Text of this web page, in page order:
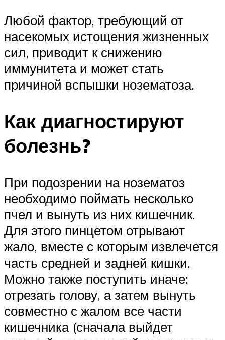
Любой фактор, требующий от
насекомых истощения жизненных
сил, приводит к снижению
иммунитета и может стать
причиной вспышки нозематоза.
Как диагностируют
болезнь?
При подозрении на нозематоз
необходимо поймать несколько
пчел и вынуть из них кишечник.
Для этого пинцетом отрывают
жало, вместе с которым извлечется
часть средней и задней кишки.
Можно также поступить иначе:
отрезать голову, а затем вынуть
совместно с жалом все части
кишечника (сначала выйдет